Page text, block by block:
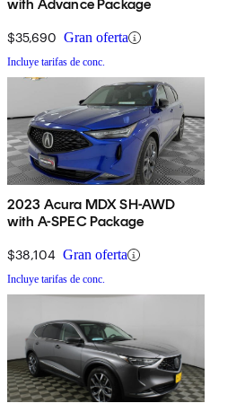
with Advance Package
$35,690 Gran oferta
Incluye tarifas de conc.
2023 Acura MDX SH-AWD
with A-SPEC Package
$38,104 Gran oferta
Incluye tarifas de conc.